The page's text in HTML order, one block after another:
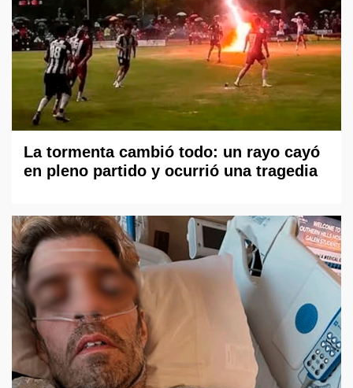
La tormenta cambió todo: un rayo cayó
en pleno partido y ocurrió una tragedia